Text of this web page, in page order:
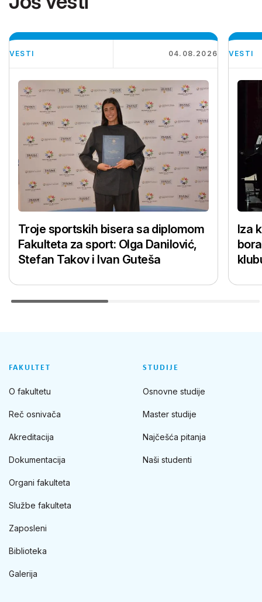
VESTI 04.08.2026
Troje sportskih bisera sa diplomom
Fakulteta za sport: Olga Danilović,
Stefan Takov i Ivan Guteša
VESTI
Iza
FAKULTET
O fakultetu
Reč osnivača
Akreditacija
Dokumentacija
Organi fakulteta
Službe fakulteta
Zaposleni
Biblioteka
Galerija
STUDIJE
Osnovne studije
Master studije
Najčešća pitanja
Naši studenti